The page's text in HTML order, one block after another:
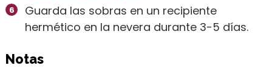
Guarda las sobras en un recipiente
hermético en la nevera durante 3-5 días.
Notas